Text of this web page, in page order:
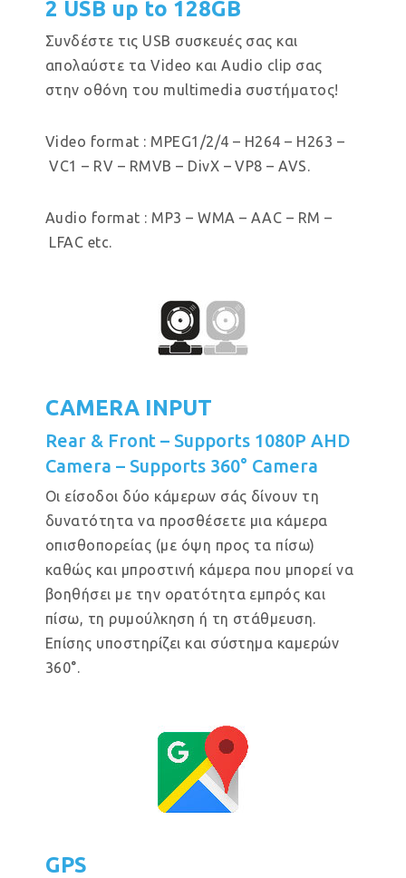
2 USB up to 128GB
Συνδέστε τις USB συσκευές σας και
απολαύστε τα Video και Audio clip σας
στην οθόνη του multimedia συστήματος!
Video format : MPEG1/2/4 – H264 – H263 –
VC1 – RV – RMVB – DivX – VP8 – AVS.
Audio format : MP3 – WMA – AAC – RM –
LFAC etc.
CAMERA INPUT
Rear & Front – Supports 1080P AHD
Camera – Supports 360° Camera
Οι είσοδοι δύο κάμερων σάς δίνουν τη
δυνατότητα να προσθέσετε μια κάμερα
οπισθοπορείας (με όψη προς τα πίσω)
καθώς και μπροστινή κάμερα που μπορεί να
βοηθήσει με την ορατότητα εμπρός και
πίσω, τη ρυμούλκηση ή τη στάθμευση.
Επίσης υποστηρίζει και σύστημα καμερών
360°.
GPS